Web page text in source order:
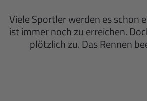
Viele Sportler werden es schon
ist immer noch zu erreichen.
plötzlich zu. Das Rennen